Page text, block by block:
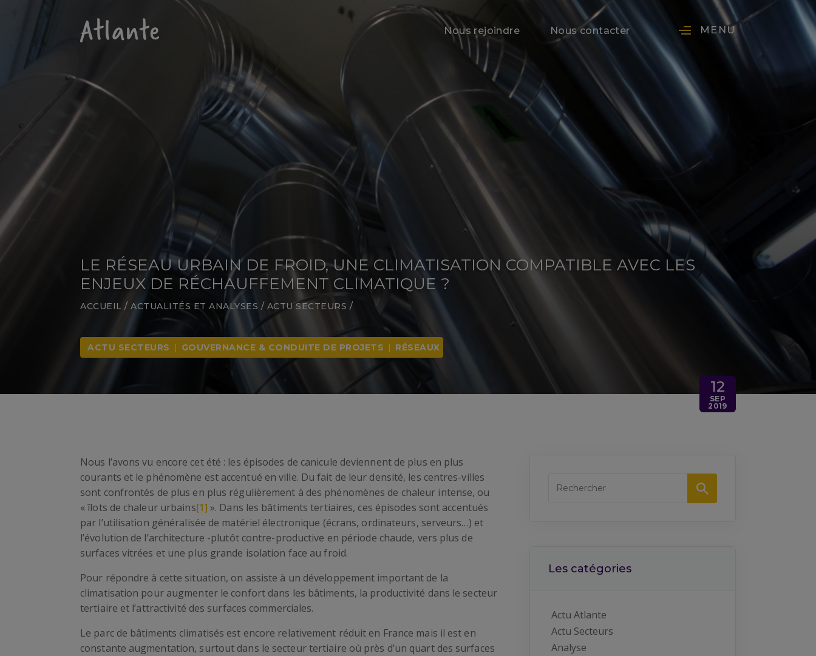
Nous rejoindre Nous contacter MENU
LE RÉSEAU URBAIN DE FROID, UNE CLIMATISATION COMPATIBLE AVEC LES
ENJEUX DE RÉCHAUFFEMENT CLIMATIQUE ?
ACCUEIL / ACTUALITÉS ET ANALYSES / ACTU SECTEURS /
ACTU SECTEURS | GOUVERNANCE & CONDUITE DE PROJETS | RÉSEAUX
12
SEP
2019
Nous l’avons vu encore cet été : les épisodes de canicule deviennent de plus en plus
courants et le phénomène est accentué en ville. Du fait de leur densité, les centres-villes
sont confrontés de plus en plus régulièrement à des phénomènes de chaleur intense, ou
« îlots de chaleur urbains[1] ». Dans les bâtiments tertiaires, ces épisodes sont accentués
par l’utilisation généralisée de matériel électronique (écrans, ordinateurs, serveurs…) et
l’évolution de l’architecture -plutôt contre-productive en période chaude, vers plus de
surfaces vitrées et une plus grande isolation face au froid.
Pour répondre à cette situation, on assiste à un développement important de la
climatisation pour augmenter le confort dans les bâtiments, la productivité dans le secteur
tertiaire et l’attractivité des surfaces commerciales.
Le parc de bâtiments climatisés est encore relativement réduit en France mais il est en
constante augmentation, surtout dans le secteur tertiaire où près d’un quart des surfaces
Les catégories
Actu Atlante
Actu Secteurs
Analyse